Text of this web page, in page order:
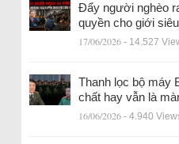
Đẩy người nghèo
quyền cho giới
17/06/2026 - 14.527
Thanh lọc bộ máy
chất hay vẫn là
16/06/2026 - 4.940